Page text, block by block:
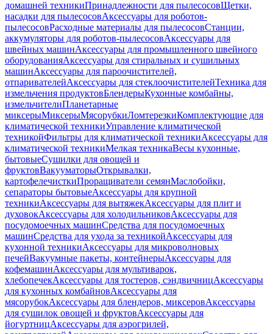
домашней техникиПринадлежности для пылесосовЩетки,
насадки для пылесосовАксессуары для роботов-
пылесосовРасходные материалы для пылесосовСтанции,
аккумуляторы для роботов-пылесосовАксессуары для
швейных машинАксессуары для промышленного швейного
оборудованияАксессуары для стиральных и сушильных
машинАксессуары для пароочистителей,
отпаривателейАксессуары для стеклоочистителейТехника для
измельчения продуктовБлендерыКухонные комбайны,
измельчителиПланетарные
миксерыМиксерыМясорубкиЛомтерезкиКомплектующие для
климатической техникиУправление климатической
техникойФильтры для климатической техникиАксессуары для
климатической техникиМелкая техникаВесы кухонные,
бытовыеСушилки для овощей и
фруктовВакууматорыОткрывалки,
картофелечисткиПроращиватели семянМаслобойки,
сепараторы бытовыеАксессуары для крупной
техникиАксессуары для вытяжекАксессуары для плит и
духовокАксессуары для холодильниковАксессуары для
посудомоечных машинСредства для посудомоечных
машинСредства для ухода за техникойАксессуары для
кухонной техникиАксессуары для микроволновых
печейВакуумные пакеты, контейнерыАксессуары для
кофемашинАксессуары для мультиварок,
хлебопечекАксессуары для тостеров, сэндвичницАксессуары
для кухонных комбайновАксессуары для
мясорубокАксессуары для блендеров, миксеровАксессуары
для сушилок овощей и фруктовАксессуары для
йогуртницАксессуары для аэрогрилей,